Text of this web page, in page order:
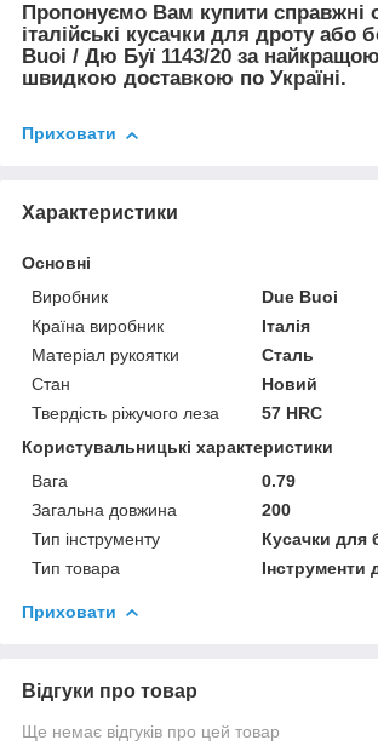
Пропонуємо Вам купити справжні
італійські кусачки для дроту або
Buoi / Дю Буї 1143/20 за
швидкою доставкою по Україні.
Приховати
Характеристики
Основні
Виробник
Due Buoi
Країна виробник
Італія
Матеріал рукоятки
Сталь
Стан
Новий
Твердість ріжучого леза
57 HRC
Користувальницькі характеристики
Вага
0.79
Загальна довжина
200
Тип інструменту
Кусачки для
Тип товара
Інструменти
Приховати
Відгуки про товар
Ще немає відгуків про цей товар